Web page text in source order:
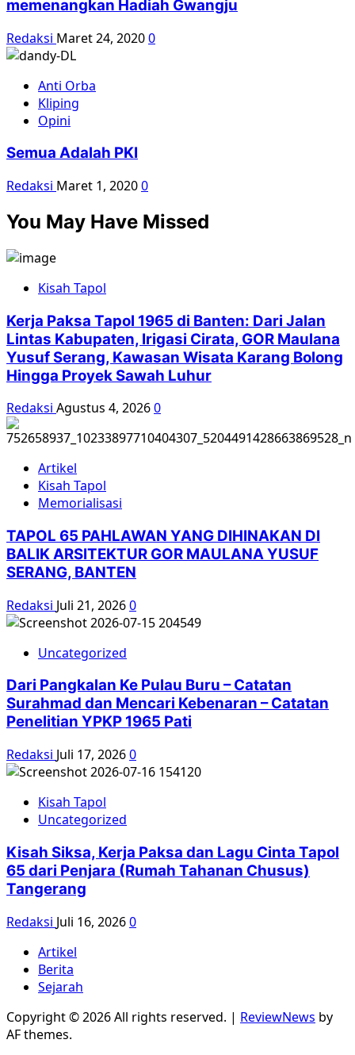
memenangkan Hadiah Gwangju
Redaksi Maret 24, 20200
Anti Orba
Kliping
Opini
Semua Adalah PKI
Redaksi Maret 1, 20200
You May Have Missed
Kisah Tapol
Kerja Paksa Tapol 1965 di Banten: Dari Jalan
Lintas Kabupaten, Irigasi Cirata, GOR Maulana
Yusuf Serang, Kawasan Wisata Karang Bolong
Hingga Proyek Sawah Luhur
Redaksi Agustus 4, 20260
Artikel
Kisah Tapol
Memorialisasi
TAPOL 65 PAHLAWAN YANG DIHINAKAN DI
BALIK ARSITEKTUR GOR MAULANA YUSUF
SERANG, BANTEN
Redaksi Juli 21, 20260
Uncategorized
Dari Pangkalan Ke Pulau Buru – Catatan
Surahmad dan Mencari Kebenaran – Catatan
Penelitian YPKP 1965 Pati
Redaksi Juli 17, 20260
Kisah Tapol
Uncategorized
Kisah Siksa, Kerja Paksa dan Lagu Cinta Tapol
65 dari Penjara (Rumah Tahanan Chusus)
Tangerang
Redaksi Juli 16, 20260
Artikel
Berita
Sejarah
Copyright © 2026 All rights reserved. | ReviewNews by
AF themes.